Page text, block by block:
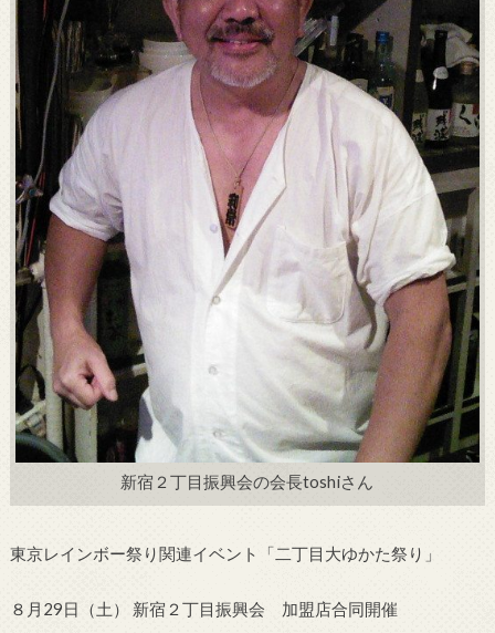
新宿２丁目振興会の会長toshiさん
東京レインボー祭り関連イベント「二丁目大ゆかた祭り」
８月29日（土） 新宿２丁目振興会 加盟店合同開催